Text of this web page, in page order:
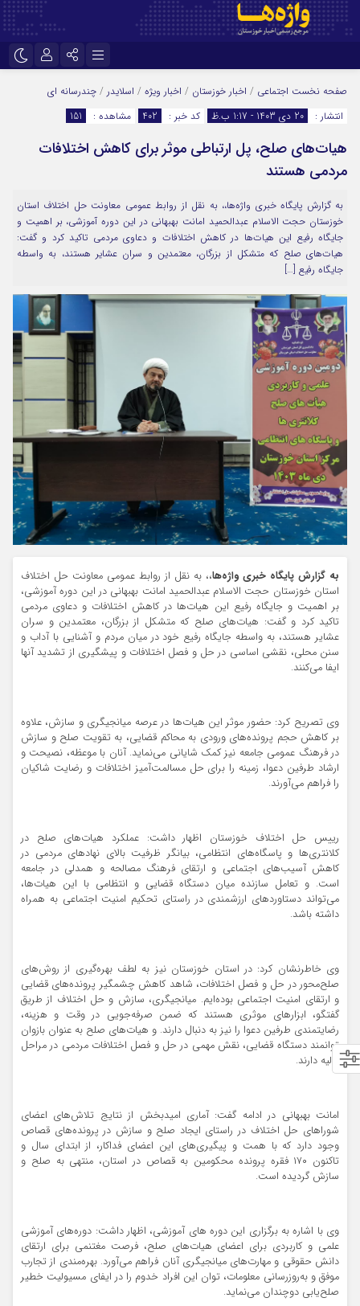
اینستاگرام
تلگرام
سروش
ایتا
آپارات
اپلیکیشن رمز عبور
مرا به خاطر بسپار
صفحه نخست اجتماعی / اخبار خوزستان / اخبار ویژه / اسلایدر / چندرسانه ای
انتشار :
20 دی 1403 - 1:17 ب.ظ کد خبر : 402 مشاهده : 151
هیات‌های صلح، پل ارتباطی موثر برای کاهش اختلافات
مردمی هستند
به گزارش پایگاه خبری واژه‌ها،، به نقل از روابط عمومی معاونت حل اختلاف استان
خوزستان حجت الاسلام عبدالحمید امانت بهبهانی در این دوره آموزشی، بر اهمیت و
جایگاه رفیع این هیات‌ها در کاهش اختلافات و دعاوی مردمی تاکید کرد و گفت:
هیات‌های صلح که متشکل از بزرگان، معتمدین و سران عشایر هستند، به واسطه
جایگاه رفیع […]
به گزارش پایگاه خبری واژه‌ها،، به نقل از روابط عمومی معاونت حل اختلاف
استان خوزستان حجت الاسلام عبدالحمید امانت بهبهانی در این دوره آموزشی،
بر اهمیت و جایگاه رفیع این هیات‌ها در کاهش اختلافات و دعاوی مردمی
تاکید کرد و گفت: هیات‌های صلح که متشکل از بزرگان، معتمدین و سران
عشایر هستند، به واسطه جایگاه رفیع خود در میان مردم و آشنایی با آداب و
سنن محلی، نقشی اساسی در حل و فصل اختلافات و پیشگیری از تشدید آنها
ایفا می‌کنند.
وی تصریح کرد: حضور موثر این هیات‌ها در عرصه میانجیگری و سازش، علاوه
بر کاهش حجم پرونده‌های ورودی به محاکم قضایی، به تقویت صلح و سازش
در فرهنگ عمومی جامعه نیز کمک شایانی می‌نماید. آنان با موعظه، نصیحت و
ارشاد طرفین دعوا، زمینه را برای حل مسالمت‌آمیز اختلافات و رضایت شاکیان
را فراهم می‌آورند.
رییس حل اختلاف خوزستان اظهار داشت: عملکرد هیات‌های صلح در
کلانتری‌ها و پاسگاه‌های انتظامی، بیانگر ظرفیت بالای نهادهای مردمی در
کاهش آسیب‌های اجتماعی و ارتقای فرهنگ مصالحه و همدلی در جامعه
است. و تعامل سازنده میان دستگاه قضایی و انتظامی با این هیات‌ها،
می‌تواند دستاوردهای ارزشمندی در راستای تحکیم امنیت اجتماعی به همراه
داشته باشد.
وی خاطرنشان کرد: در استان خوزستان نیز به لطف بهره‌گیری از روش‌های
صلح‌محور در حل و فصل اختلافات، شاهد کاهش چشمگیر پرونده‌های قضایی
و ارتقای امنیت اجتماعی بوده‌ایم. میانجیگری، سازش و حل اختلاف از طریق
گفتگو، ابزارهای موثری هستند که ضمن صرفه‌جویی در وقت و هزینه،
رضایتمندی طرفین دعوا را نیز به دنبال دارند. و هیات‌های صلح به عنوان بازوان
توانمند دستگاه قضایی، نقش مهمی در حل و فصل اختلافات مردمی در مراحل
اولیه دارند.
امانت بهبهانی در ادامه گفت: آماری امیدبخش از نتایج تلاش‌های اعضای
شوراهای حل اختلاف در راستای ایجاد صلح و سازش در پرونده‌های قصاص
وجود دارد که با همت و پیگیری‌های این اعضای فداکار، از ابتدای سال و
تاکنون ۱۷۰ فقره پرونده محکومین به قصاص در استان، منتهی به صلح و
سازش گردیده است.
وی با اشاره به برگزاری این دوره های آموزشی، اظهار داشت: دوره‌های آموزشی
علمی و کاربردی برای اعضای هیات‌های صلح، فرصت مغتنمی برای ارتقای
دانش حقوقی و مهارت‌های میانجیگری آنان فراهم می‌آورد. بهره‌مندی از تجارب
موفق و به‌روزرسانی معلومات، توان این افراد خدوم را در ایفای مسیولیت خطیر
صلح‌یابی دوچندان می‌نماید.